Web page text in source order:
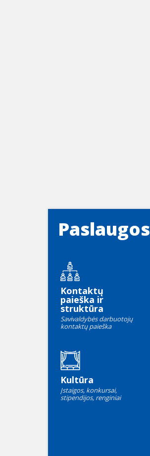
Paslaugos
Kontaktų
paieška ir
struktūra
Savivaldybės darbuotojų
kontaktų paieška
Kultūra
Įstaigos, konkursai,
stipendijos, renginiai